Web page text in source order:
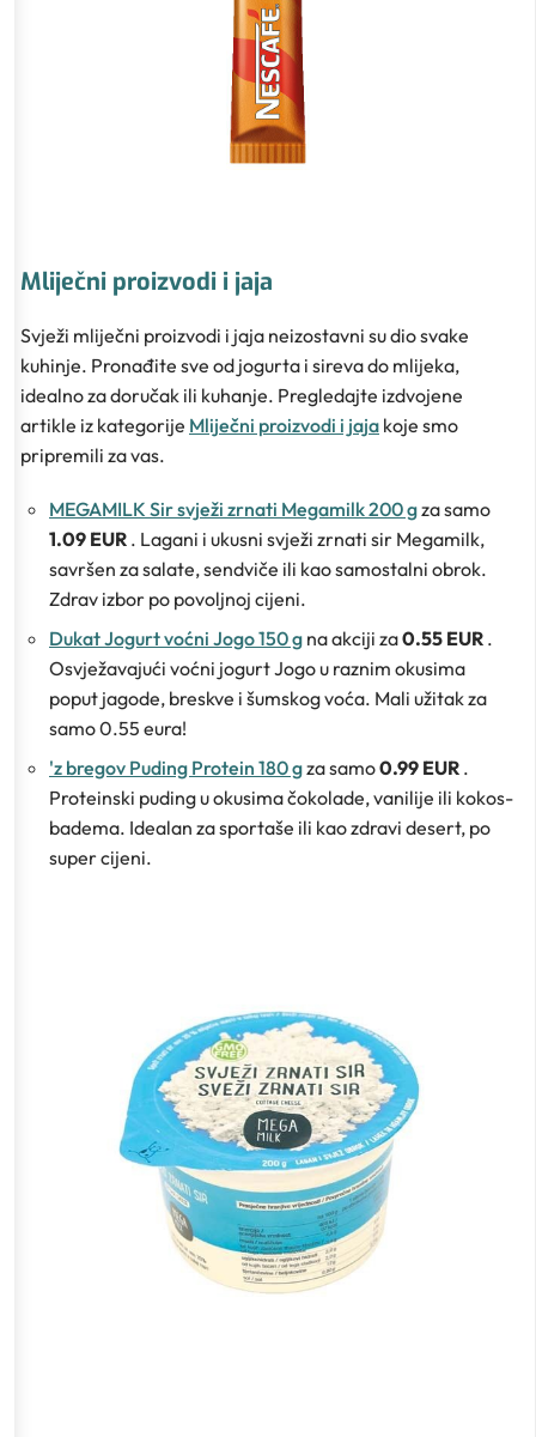
Mliječni proizvodi i jaja
Svježi mliječni proizvodi i jaja neizostavni su dio svake
kuhinje. Pronađite sve od jogurta i sireva do mlijeka,
idealno za doručak ili kuhanje. Pregledajte izdvojene
artikle iz kategorije Mliječni proizvodi i jaja koje smo
pripremili za vas.
MEGAMILK Sir svježi zrnati Megamilk 200 gza samo
1.09 EUR . Lagani i ukusni svježi zrnati sir Megamilk,
savršen za salate, sendviče ili kao samostalni obrok.
Zdrav izbor po povoljnoj cijeni.
Dukat Jogurt voćni Jogo 150 g na akciji za0.55 EUR .
Osvježavajući voćni jogurt Jogo u raznim okusima
poput jagode, breskve i šumskog voća. Mali užitak za
samo 0.55 eura!
'z bregov Puding Protein 180 gza samo0.99 EUR .
Proteinski puding u okusima čokolade, vanilije ili kokos-
badema. Idealan za sportaše ili kao zdravi desert, po
super cijeni.